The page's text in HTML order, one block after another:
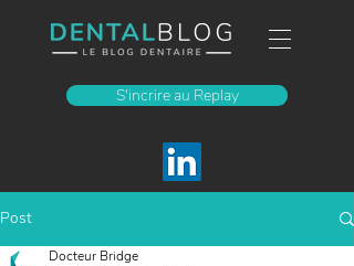
S'incrire au Replay
Post
Docteur Bridge